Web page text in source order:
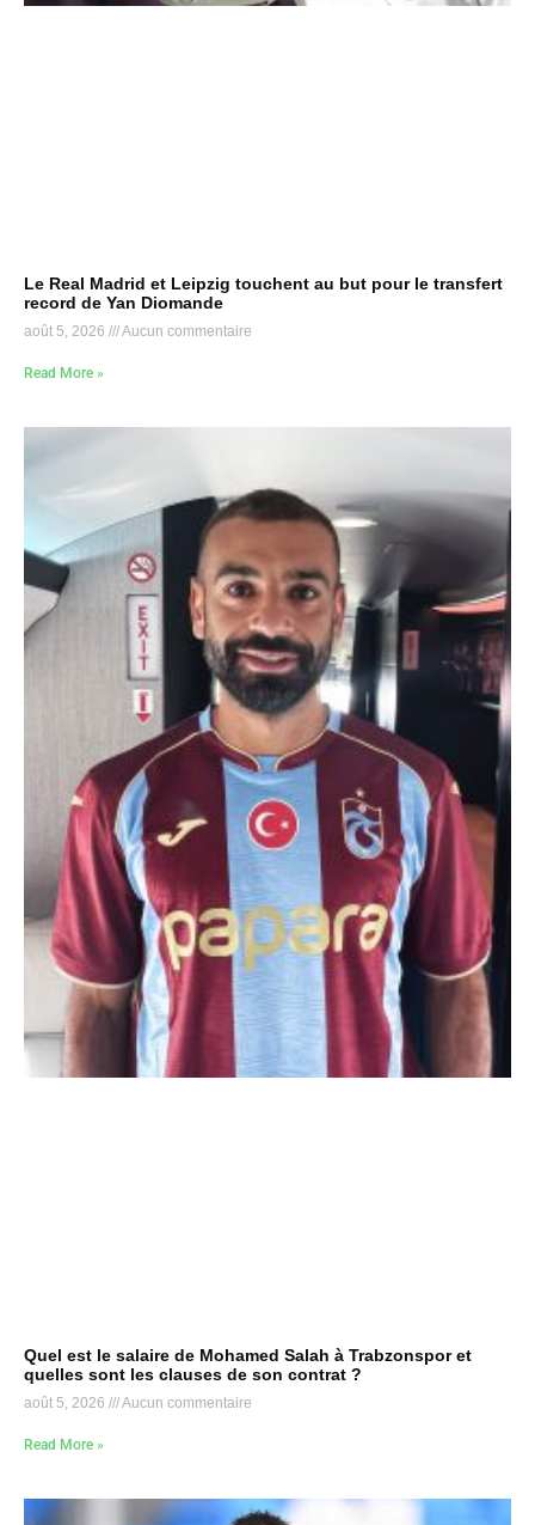
Le Real Madrid et Leipzig touchent au but pour le transfert
record de Yan Diomande
août 5, 2026 Aucun commentaire
Read More »
Quel est le salaire de Mohamed Salah à Trabzonspor et
quelles sont les clauses de son contrat ?
août 5, 2026 Aucun commentaire
Read More »